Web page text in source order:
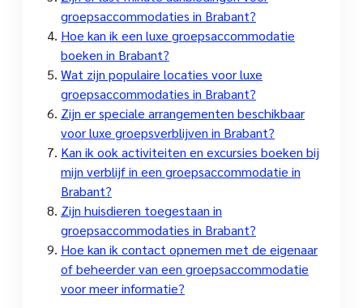
groepsaccommodaties in Brabant?
Hoe kan ik een luxe groepsaccommodatie
boeken in Brabant?
Wat zijn populaire locaties voor luxe
groepsaccommodaties in Brabant?
Zijn er speciale arrangementen beschikbaar
voor luxe groepsverblijven in Brabant?
Kan ik ook activiteiten en excursies boeken bij
mijn verblijf in een groepsaccommodatie in
Brabant?
Zijn huisdieren toegestaan ​​in
groepsaccommodaties in Brabant?
Hoe kan ik contact opnemen met de eigenaar
of beheerder van een groepsaccommodatie
voor meer informatie?